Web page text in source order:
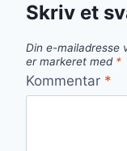
Skriv et
Din e-mailadresse
er markeret med *
Kommentar *